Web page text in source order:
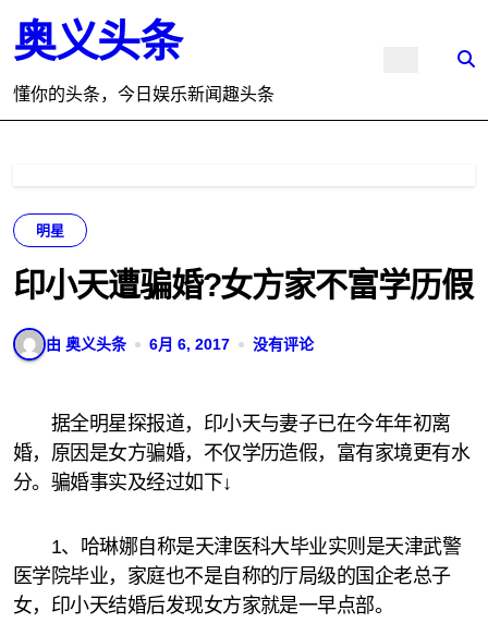
到
内
容
奥义头条
懂你的头条，今日娱乐新闻趣头条
明星
印小天遭骗婚?女方家不富学历假
由 奥义头条 6月 6, 2017 没有评论
据全明星探报道，印小天与妻子已在今年年初离
婚，原因是女方骗婚，不仅学历造假，富有家境更有水
分。骗婚事实及经过如下↓
1、哈琳娜自称是天津医科大毕业实则是天津武警
医学院毕业，家庭也不是自称的厅局级的国企老总子
女，印小天结婚后发现女方家就是一早点部。